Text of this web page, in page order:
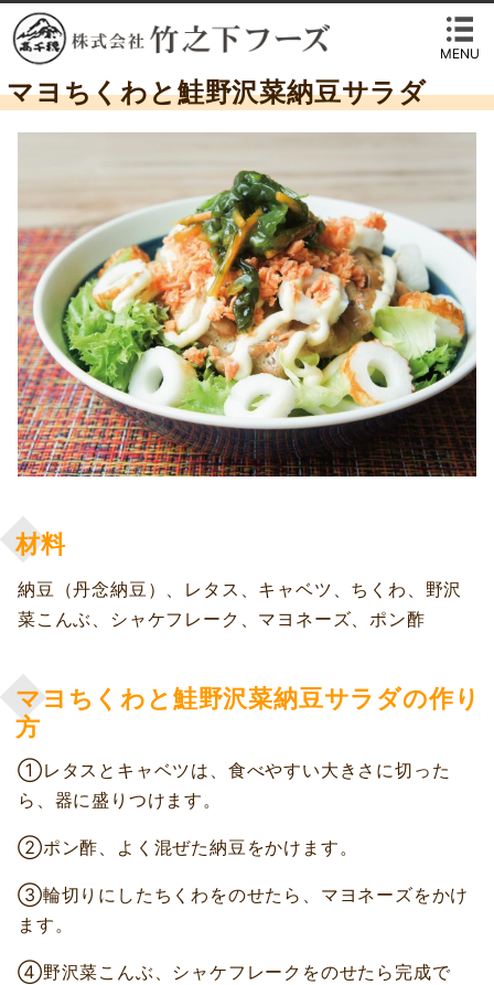
MENU
マヨちくわと鮭野沢菜納豆サラダ
材料
納豆（丹念納豆）、レタス、キャベツ、ちくわ、野沢
菜こんぶ、シャケフレーク、マヨネーズ、ポン酢
マヨちくわと鮭野沢菜納豆サラダの作り
方
①レタスとキャベツは、食べやすい大きさに切った
ら、器に盛りつけます。
②ポン酢、よく混ぜた納豆をかけます。
③輪切りにしたちくわをのせたら、マヨネーズをかけ
ます。
④野沢菜こんぶ、シャケフレークをのせたら完成で